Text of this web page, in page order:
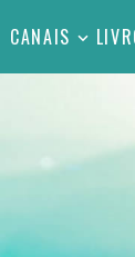
CANAIS